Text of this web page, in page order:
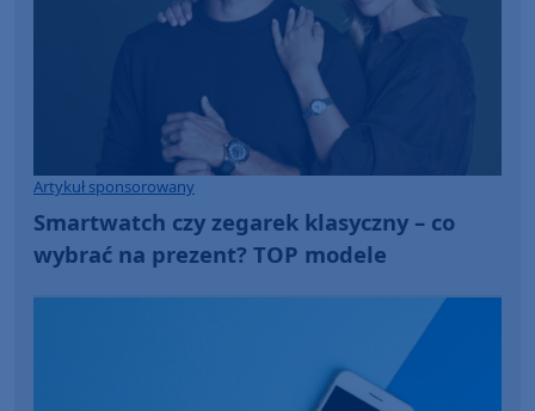
Artykuł sponsorowany
Smartwatch czy zegarek klasyczny – co
wybrać na prezent? TOP modele